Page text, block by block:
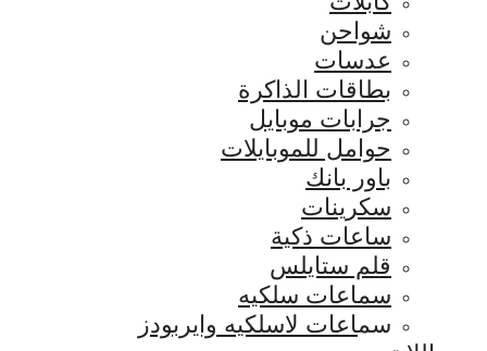
شواحن
عدسات
بطاقات الذاكرة
جرابات موبايل
حوامل للموبايلات
باور بانك
سكرينات
ساعات ذكية
قلم ستايلس
سماعات سلكيه
سماعات لاسلكيه وايربودز